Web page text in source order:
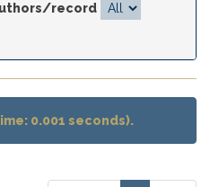
record
0.001 seconds).